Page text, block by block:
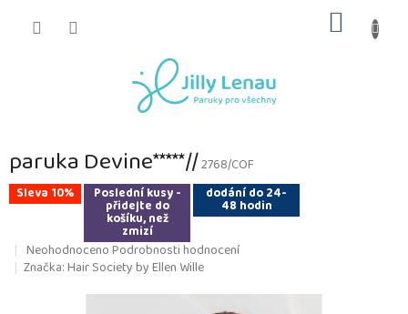
KOŠÍK
paruka Devine*****//2768/COF
Sleva 10% Poslední kusy -
přidejte do
košíku, než
zmizí
dodání do 24-
48 hodin
Průměrné
hodnocení
NeohodnocenoPodrobnosti hodnocení
Značka:Hair Society by Ellen Wille